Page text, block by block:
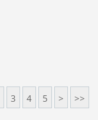
3 4 5 > >>